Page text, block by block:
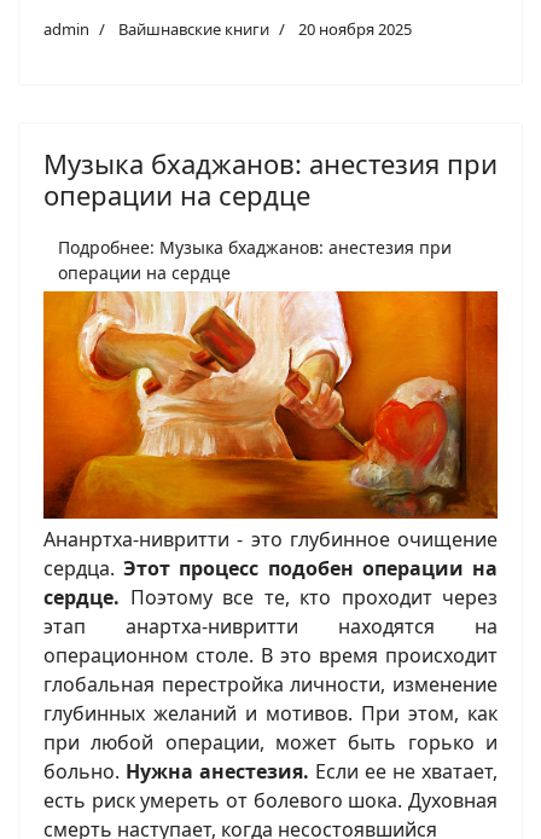
admin Вайшнавские книги 20 ноября 2025
Музыка бхаджанов: анестезия при
операции на сердце
Подробнее: Музыка бхаджанов: анестезия при
операции на сердце
Ананртха-нивритти - это глубинное очищение
сердца.Этот процесс подобен операции на
сердце. Поэтому все те, кто проходит через
этап анартха-нивритти находятся на
операционном столе. В это время происходит
глобальная перестройка личности, изменение
глубинных желаний и мотивов. При этом, как
при любой операции, может быть горько и
больно. Нужна анестезия. Если ее не хватает,
есть риск умереть от болевого шока. Духовная
смерть наступает, когда несостоявшийся